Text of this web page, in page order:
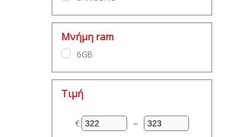
Μνήμη ram
6GB
Τιμή
€
Ελάχιστη τιμή
–
Μέγιστη τιμή